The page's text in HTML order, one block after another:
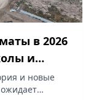
в 2026
и
и новые